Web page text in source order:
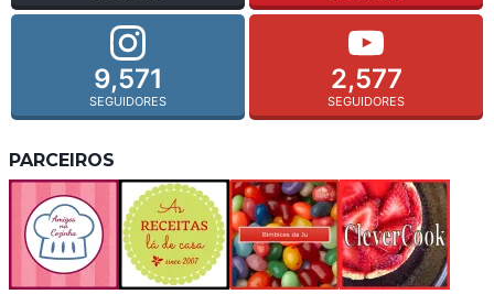
9,571
SEGUIDORES
2,577
SEGUIDORES
PARCEIROS